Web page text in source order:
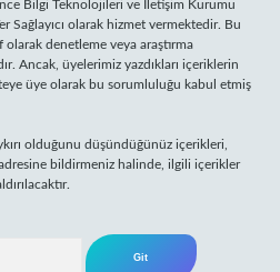
Bilgi Teknolojileri ve İletişim Kurumu
Sağlayıcı olarak hizmet vermektedir. Bu
denetleme veya araştırma
Ancak, üyelerimiz yazdıkları içeriklerin
üye olarak bu sorumluluğu kabul etmiş
olduğunu düşündüğünüz içerikleri,
bildirmeniz halinde, ilgili içerikler